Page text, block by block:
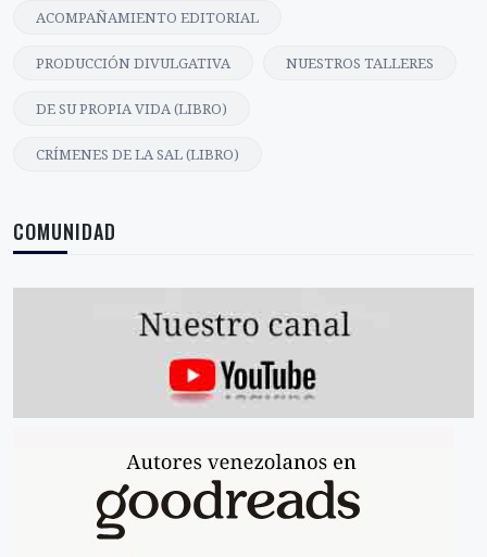
ACOMPAÑAMIENTO EDITORIAL
PRODUCCIÓN DIVULGATIVA NUESTROS TALLERES
DE SU PROPIA VIDA (LIBRO)
CRÍMENES DE LA SAL (LIBRO)
COMUNIDAD